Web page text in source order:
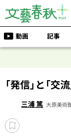
動画 記事
「発信」と「交
三浦 篤 大原美術